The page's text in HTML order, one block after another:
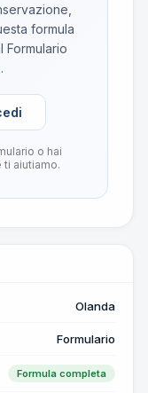
formula
Formulario
o hai
ti aiutiamo.
Olanda
Formulario
Formula completa